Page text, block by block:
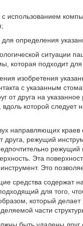
использованием
определения
ситуации
которая подходит
изобретения
с указанным
от друга на
которой следует
направляющих
друга, режущий
Эта
Это
средства содержат
для того,
образом, который
части